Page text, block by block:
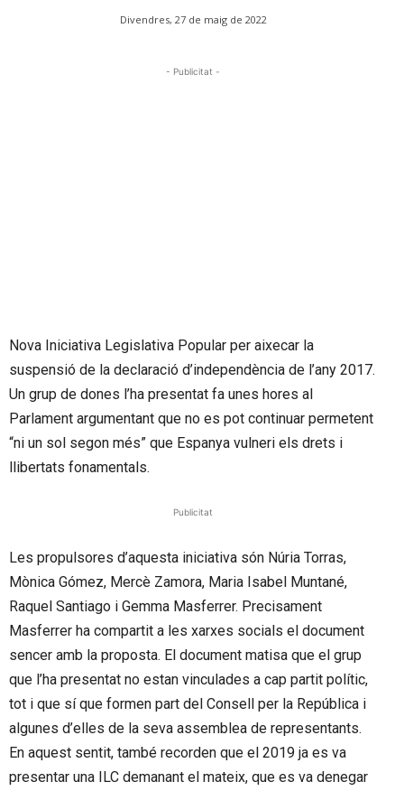
Divendres, 27 de maig de 2022
- Publicitat -
Nova Iniciativa Legislativa Popular per aixecar la
suspensió de la declaració d’independència de l’any 2017.
Un grup de dones l’ha presentat fa unes hores al
Parlament argumentant que no es pot continuar permetent
“ni un sol segon més” que Espanya vulneri els drets i
llibertats fonamentals.
Publicitat
Les propulsores d’aquesta iniciativa són Núria Torras,
Mònica Gómez, Mercè Zamora, Maria Isabel Muntané,
Raquel Santiago i Gemma Masferrer. Precisament
Masferrer ha compartit a les xarxes socials el document
sencer amb la proposta. El document matisa que el grup
que l’ha presentat no estan vinculades a cap partit polític,
tot i que sí que formen part del Consell per la República i
algunes d’elles de la seva assemblea de representants.
En aquest sentit, també recorden que el 2019 ja es va
presentar una ILC demanant el mateix, que es va denegar